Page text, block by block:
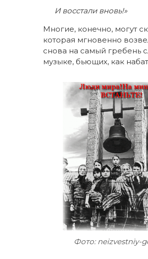
И восстали вновь!»
Многие, конечно, могут
которая мгновенно
снова на самый гребень
музыке, бьющих, как
Фото: neizvestniy-